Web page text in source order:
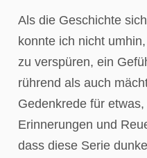
Als die Geschichte
konnte ich nicht
zu verspüren, ein
rührend als auch
Gedenkrede für
Erinnerungen und
dass diese Serie